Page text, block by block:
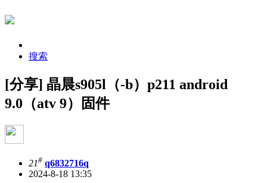
搜索
[分享] 晶晨s905l（-b）p211 android
9.0（atv 9）固件
21# q6832716q
2024-8-18 13:35